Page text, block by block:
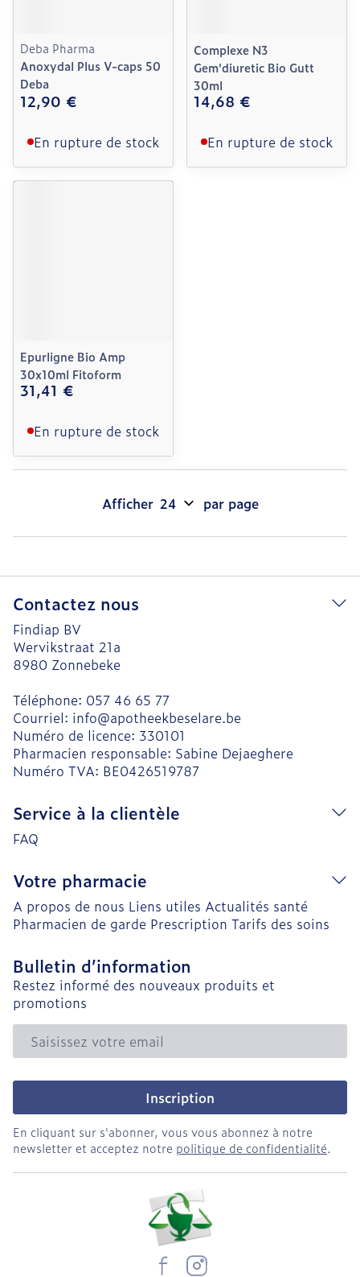
Deba Pharma
Anoxydal Plus V-caps 50
Deba
12,90 €
En rupture de stock
Complexe N3
Gem'diuretic Bio Gutt
30ml
14,68 €
En rupture de stock
Epurligne Bio Amp
30x10ml Fitoform
31,41 €
En rupture de stock
Afficher par page
Contactez nous
Findiap BV
Wervikstraat 21a
8980 Zonnebeke
Téléphone: 057 46 65 77
Courriel: info@apotheekbeselare.be
Numéro de licence: 330101
Pharmacien responsable: Sabine Dejaeghere
Numéro TVA: BE0426519787
Service à la clientèle
FAQ
Votre pharmacie
A propos de nous Liens utiles Actualités santé
Pharmacien de garde Prescription Tarifs des soins
Bulletin d’information
Restez informé des nouveaux produits et
promotions
Adresse mail
Inscription
En cliquant sur s'abonner, vous vous abonnez à notre
newsletter et acceptez notre politique de confidentialité.